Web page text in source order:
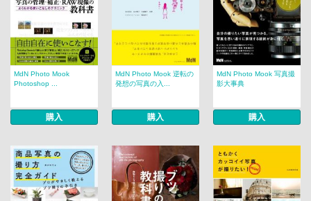
MdN Photo Mook
Photoshop ...
購入
MdN Photo Mook 逆転の
発想の写真の入...
購入
MdN Photo Mook 写真撮
影大事典
購入